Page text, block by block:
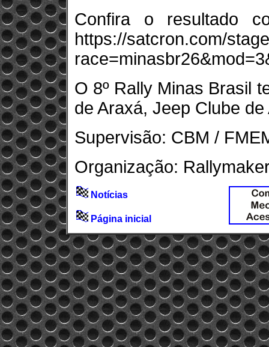
Confira o resultado
https://satcron.com/
O 8º Rally Minas Brasil
de Araxá, Jeep Clube
Supervisão: CBM /
Organização:
Notícias
Página inicial